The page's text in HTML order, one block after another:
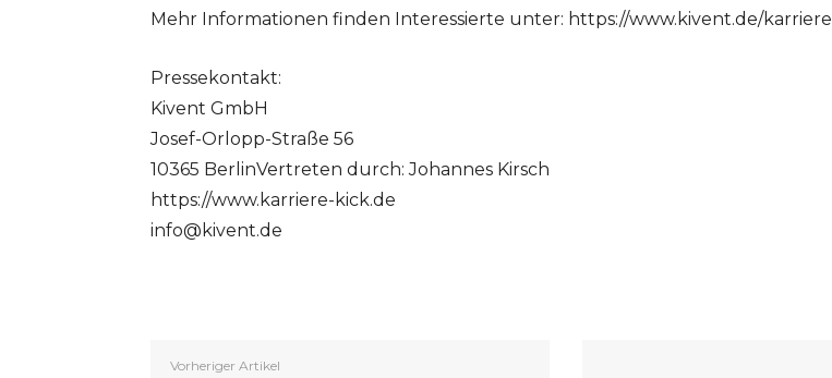
Mehr Informationen finden Interessierte unter: https://www.kivent.de/karriere
Pressekontakt:
Kivent GmbH
Josef-Orlopp-Straße 56
10365 BerlinVertreten durch: Johannes Kirsch
https://www.karriere-kick.de
info@kivent.de
Vorheriger Artikel